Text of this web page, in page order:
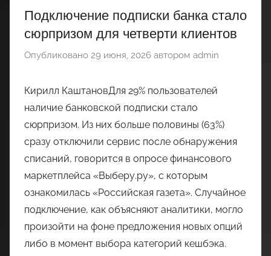
Подключение подписки банка стало
сюрпризом для четверти клиентов
Опубликовано 29 июня, 2026 автором admin
Кирилл КаштановДля 29% пользователей
наличие банковской подписки стало
сюрпризом. Из них больше половины (63%)
сразу отключили сервис после обнаружения
списаний, говорится в опросе финансового
маркетплейса «Выберу.ру», с которым
ознакомилась «Российская газета». Случайное
подключение, как объясняют аналитики, могло
произойти на фоне предложения новых опций
либо в момент выбора категорий кешбэка.